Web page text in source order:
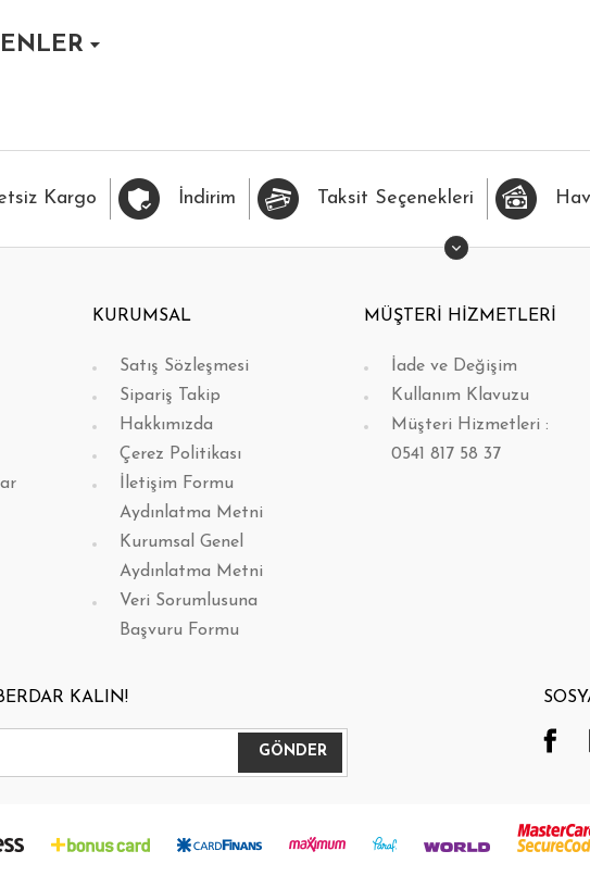
HIZLI BAK FAVORİLERİME EKLE HIZLI BAK
Kargo İndirim Taksit Seçenekleri
KURUMSAL
Satış Sözleşmesi
Sipariş Takip
Hakkımızda
Çerez Politikası
İletişim Formu
Aydınlatma Metni
Kurumsal Genel
Aydınlatma Metni
Veri Sorumlusuna
Başvuru Formu
MÜŞTERİ HİZMETLERİ
İade ve Değişim
Kullanım Klavuzu
Müşteri Hizmetleri :
0541 817 58 37
KALIN!